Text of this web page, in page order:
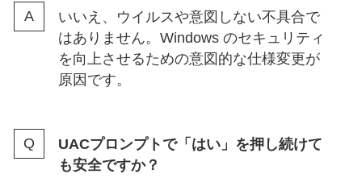
いいえ、ウイルスや意図しない不具合で
はありません。Windows のセキュリティ
を向上させるための意図的な仕様変更が
原因です。
UACプロンプトで「はい」を押し続けて
も安全ですか？